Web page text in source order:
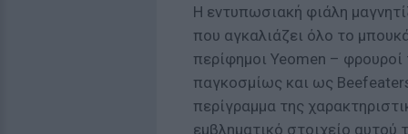
Η εντυπωσιακή φιάλη
που αγκαλιάζει όλο το
περίφημοι Yeomen –
παγκοσμίως και ως
περίγραμμα της
εμβληματικό στοιχείο αυτού